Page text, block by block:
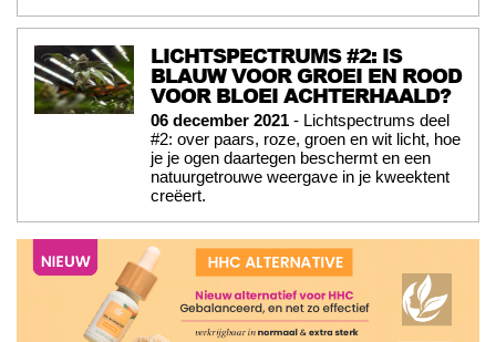
LICHTSPECTRUMS #2: IS
BLAUW VOOR GROEI EN ROOD
VOOR BLOEI ACHTERHAALD?
06 december 2021 - Lichtspectrums deel
#2: over paars, roze, groen en wit licht, hoe
je je ogen daartegen beschermt en een
natuurgetrouwe weergave in je kweektent
creëert.